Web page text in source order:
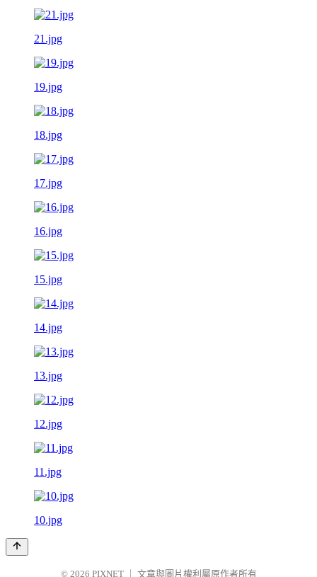
21.jpg
19.jpg
18.jpg
17.jpg
16.jpg
15.jpg
14.jpg
13.jpg
12.jpg
11.jpg
10.jpg
© 2026 PIXNET 文章與圖片權利屬原作者所有